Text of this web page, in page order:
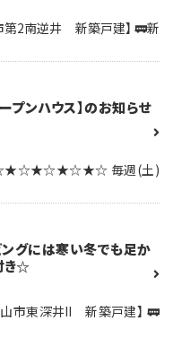
第2南逆井 新築戸建】 🚃新
プンハウス】のお知らせ
毎週(土)
グには寒い冬でも足か
き☆
山市東深井II 新築戸建】 🚃